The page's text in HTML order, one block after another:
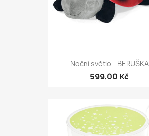
Noční světlo - BERUŠKA
599,00 Kč